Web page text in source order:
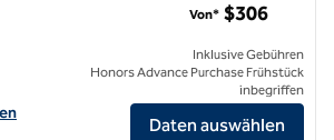
Maldives, a SLH Hotel anzeigen
Von* $306
Inklusive Gebühren
Honors Advance Purchase Frühstück
inbegriffen
Daten auswählen